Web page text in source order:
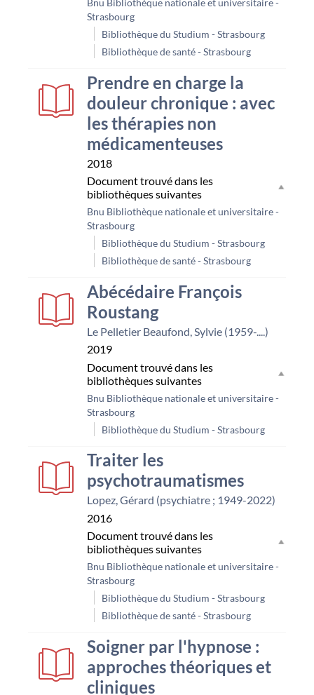
Strasbourg
Bibliothèque du Studium - Strasbourg
Bibliothèque de santé - Strasbourg
Prendre en charge la
douleur chronique : avec
les thérapies non
médicamenteuses
2018
Document trouvé dans les
bibliothèques suivantes
Bnu Bibliothèque nationale et universitaire -
Strasbourg
Bibliothèque du Studium - Strasbourg
Bibliothèque de santé - Strasbourg
Abécédaire François
Roustang
Le Pelletier Beaufond, Sylvie (1959-....)
2019
Document trouvé dans les
bibliothèques suivantes
Bnu Bibliothèque nationale et universitaire -
Strasbourg
Bibliothèque du Studium - Strasbourg
Traiter les
psychotraumatismes
Lopez, Gérard (psychiatre ; 1949-2022)
2016
Document trouvé dans les
bibliothèques suivantes
Bnu Bibliothèque nationale et universitaire -
Strasbourg
Bibliothèque du Studium - Strasbourg
Bibliothèque de santé - Strasbourg
Soigner par l'hypnose :
approches théoriques et
cliniques